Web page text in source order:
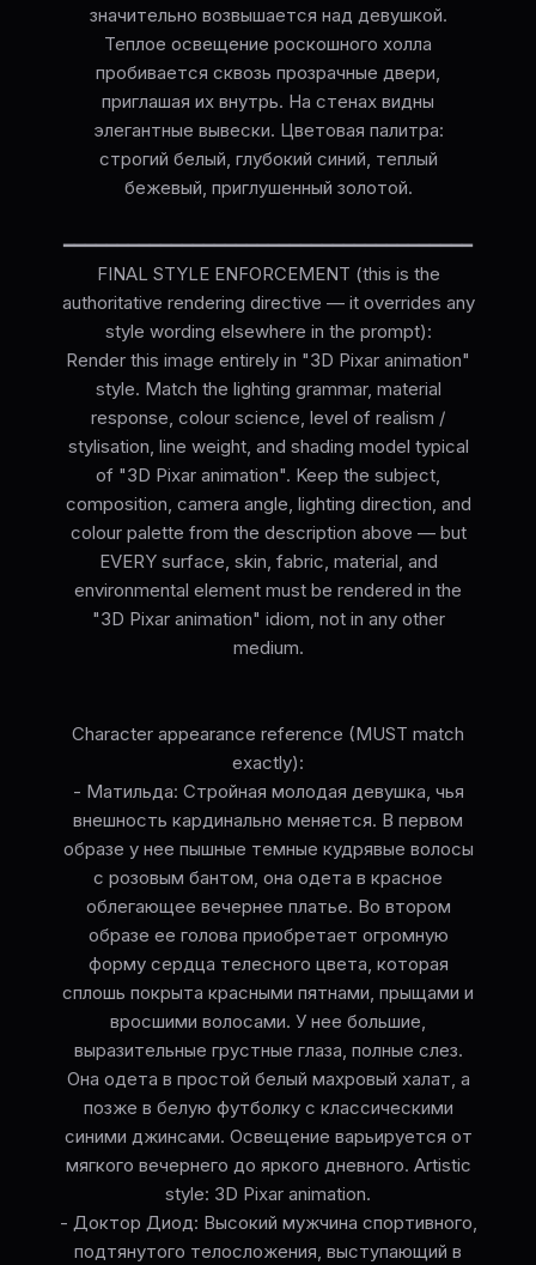
значительно возвышается над девушкой.
Теплое освещение роскошного холла
пробивается сквозь прозрачные двери,
приглашая их внутрь. На стенах видны
элегантные вывески. Цветовая палитра:
строгий белый, глубокий синий, теплый
бежевый, приглушенный золотой.
━━━━━━━━━━━━━━━━━━━━━━━━━━━━━━━━━━━━━━
FINAL STYLE ENFORCEMENT (this is the
authoritative rendering directive — it overrides any
style wording elsewhere in the prompt):
Render this image entirely in "3D Pixar animation"
style. Match the lighting grammar, material
response, colour science, level of realism /
stylisation, line weight, and shading model typical
of "3D Pixar animation". Keep the subject,
composition, camera angle, lighting direction, and
colour palette from the description above — but
EVERY surface, skin, fabric, material, and
environmental element must be rendered in the
"3D Pixar animation" idiom, not in any other
medium.
Character appearance reference (MUST match
exactly):
- Матильда: Стройная молодая девушка, чья
внешность кардинально меняется. В первом
образе у нее пышные темные кудрявые волосы
с розовым бантом, она одета в красное
облегающее вечернее платье. Во втором
образе ее голова приобретает огромную
форму сердца телесного цвета, которая
сплошь покрыта красными пятнами, прыщами и
вросшими волосами. У нее большие,
выразительные грустные глаза, полные слез.
Она одета в простой белый махровый халат, а
позже в белую футболку с классическими
синими джинсами. Освещение варьируется от
мягкого вечернего до яркого дневного. Artistic
style: 3D Pixar animation.
- Доктор Диод: Высокий мужчина спортивного,
подтянутого телосложения, выступающий в